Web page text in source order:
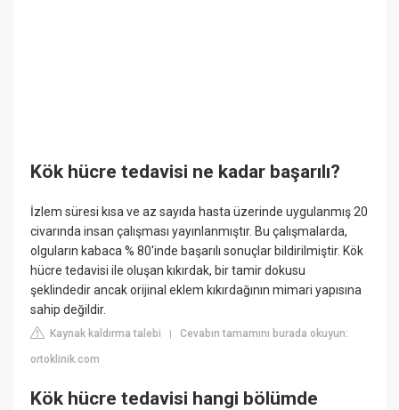
Kök hücre tedavisi ne kadar başarılı?
İzlem süresi kısa ve az sayıda hasta üzerinde uygulanmış 20
civarında insan çalışması yayınlanmıştır. Bu çalışmalarda,
olguların kabaca % 80'inde başarılı sonuçlar bildirilmiştir. Kök
hücre tedavisi ile oluşan kıkırdak, bir tamir dokusu
şeklindedir ancak orijinal eklem kıkırdağının mimari yapısına
sahip değildir.
Kaynak kaldırma talebi |Cevabın tamamını burada okuyun:
ortoklinik.com
Kök hücre tedavisi hangi bölümde